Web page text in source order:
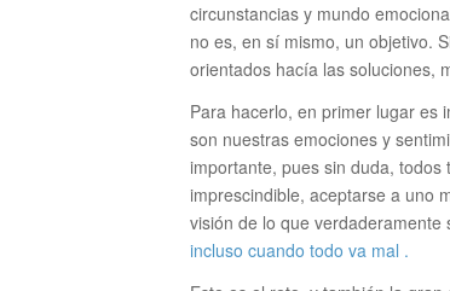
circunstancias y mundo
no es, en sí mismo, un objetivo.
orientados hacía las soluciones,
Para hacerlo, en primer lugar es
son nuestras emociones y
importante, pues sin duda,
imprescindible, aceptarse a uno
visión de lo que
incluso cuando todo va mal .